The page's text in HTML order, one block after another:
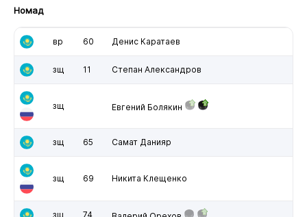
Номад
вр 60 Денис Каратаев
зщ 11 Степан Александров
зщ Евгений Болякин
зщ 65 Самат Данияр
зщ 69 Никита Клещенко
зщ 74